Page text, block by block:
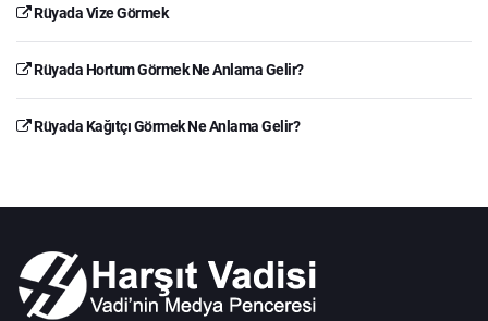
Rüyada Vize Görmek
Rüyada Hortum Görmek Ne Anlama Gelir?
Rüyada Kağıtçı Görmek Ne Anlama Gelir?